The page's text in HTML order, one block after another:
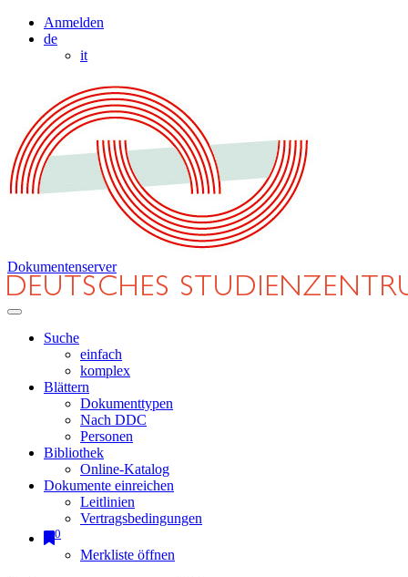
Anmelden
de
it
Dokumentenserver
Suche
einfach
komplex
Blättern
Dokumenttypen
Nach DDC
Personen
Bibliothek
Online-Katalog
Dokumente einreichen
Leitlinien
Vertragsbedingungen
0
Merkliste öffnen